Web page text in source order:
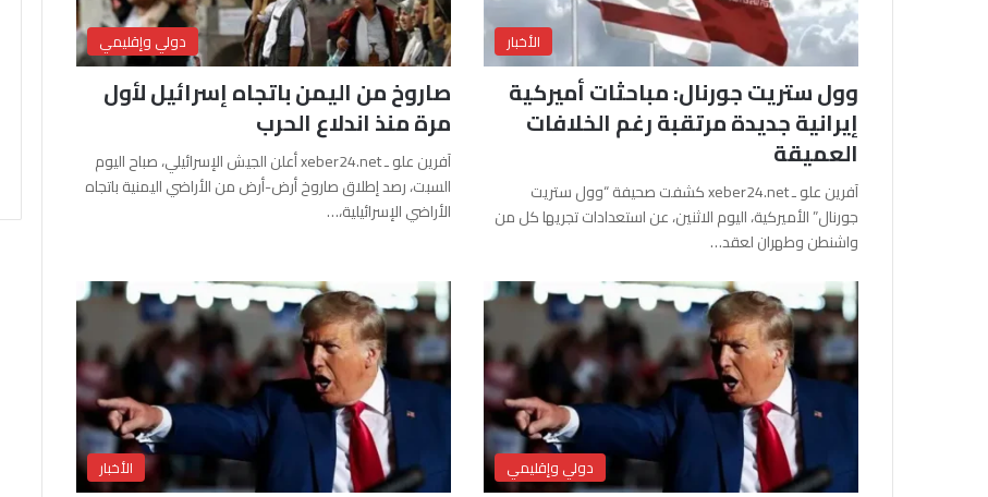
الأخبار
وول ستريت جورنال: مباحثات أميركية
إيرانية جديدة مرتقبة رغم الخلافات
العميقة
آفرين علو ـ xeber24.net كشفت صحيفة “وول ستريت
جورنال” الأميركية، اليوم الاثنين، عن استعدادات تجريها كل من
واشنطن وطهران لعقد…
دولي وإقليمي
صاروخ من اليمن باتجاه إسرائيل لأول
مرة منذ اندلاع الحرب
آفرين علو ـ xeber24.net أعلن الجيش الإسرائيلي، صباح اليوم
السبت، رصد إطلاق صاروخ أرض-أرض من الأراضي اليمنية باتجاه
الأراضي الإسرائيلية،…
دولي وإقليمي الأخبار